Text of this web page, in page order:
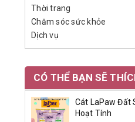
Thời trang
Chăm sóc sức khỏe
Dịch vụ
CÓ THỂ BẠN SẼ
Cát LaPaw Đất
Hoạt Tính